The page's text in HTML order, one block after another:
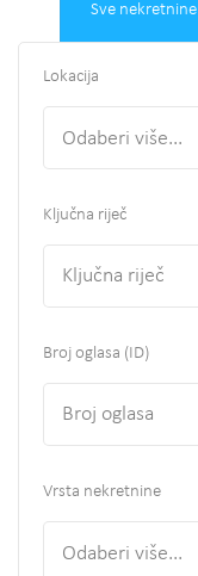
Sve nekretnine
Lokacija
Odaberi više...
Ključna riječ
Broj oglasa (ID)
Vrsta nekretnine
Odaberi više...